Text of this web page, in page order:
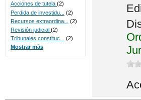
Acciones de tutela (2)
Perdida de investidu...
(2)
Recursos extraordina...
(2)
Revisión judicial (2)
Tribunales constituc...
(2)
Mostrar más